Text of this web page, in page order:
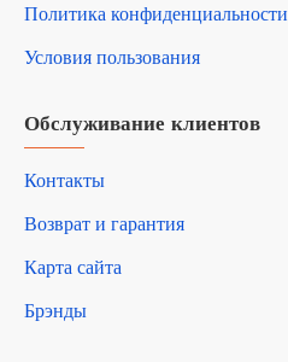
Политика конфиденциальности
Условия пользования
Обслуживание клиентов
Контакты
Возврат и гарантия
Карта сайта
Брэнды